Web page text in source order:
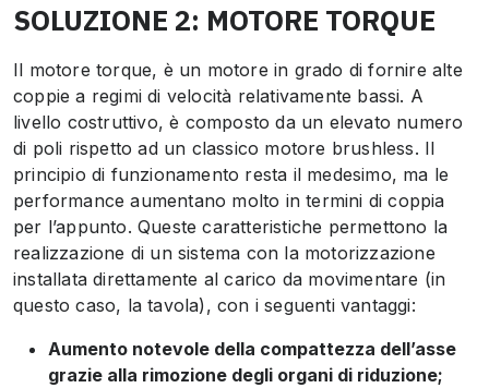
SOLUZIONE 2: MOTORE TORQUE
Il motore torque, è un motore in grado di fornire alte
coppie a regimi di velocità relativamente bassi. A
livello costruttivo, è composto da un elevato numero
di poli rispetto ad un classico motore brushless. Il
principio di funzionamento resta il medesimo, ma le
performance aumentano molto in termini di coppia
per l’appunto. Queste caratteristiche permettono la
realizzazione di un sistema con la motorizzazione
installata direttamente al carico da movimentare (in
questo caso, la tavola), con i seguenti vantaggi:
Aumento notevole della compattezza dell’asse
grazie alla rimozione degli organi di riduzione;